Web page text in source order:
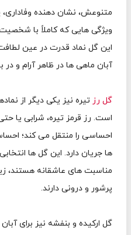
متنوعش، نشان دهنده
ویژگی هایی که کاملاً با
این گل نماد قدرت در عین
آبان ماهی ها در ظاهر آرام و در
گل رز تیره نیز یکی دیگر از
است. رز قرمز تیره، شرابی
احساسی را منتقل می کند؛
ها جریان دارد. این گل ها
مناسبت های عاشقانه هستند،
پرشور و درونی دارند.
گل ارکیده و بنفشه نیز برای